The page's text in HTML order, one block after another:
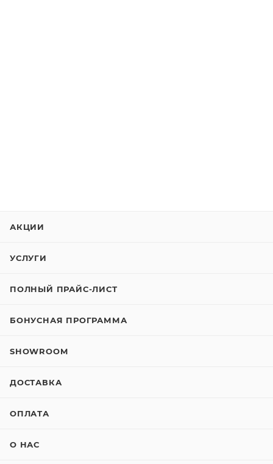
АКЦИИ
УСЛУГИ
ПОЛНЫЙ ПРАЙС-ЛИСТ
БОНУСНАЯ ПРОГРАММА
SHOWROOM
ДОСТАВКА
ОПЛАТА
О НАС